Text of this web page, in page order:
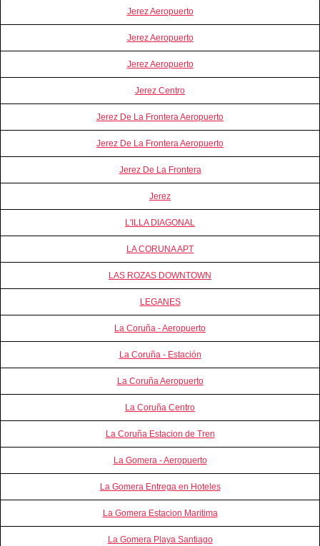
Jerez Aeropuerto
Jerez Aeropuerto
Jerez Aeropuerto
Jerez Centro
Jerez De La Frontera Aeropuerto
Jerez De La Frontera Aeropuerto
Jerez De La Frontera
Jerez
L'ILLA DIAGONAL
LA CORUNA APT
LAS ROZAS DOWNTOWN
LEGANES
La Coruña - Aeropuerto
La Coruña - Estación
La Coruña Aeropuerto
La Coruña Centro
La Coruña Estacion de Tren
La Gomera - Aeropuerto
La Gomera Entrega en Hoteles
La Gomera Estacion Maritima
La Gomera Playa Santiago